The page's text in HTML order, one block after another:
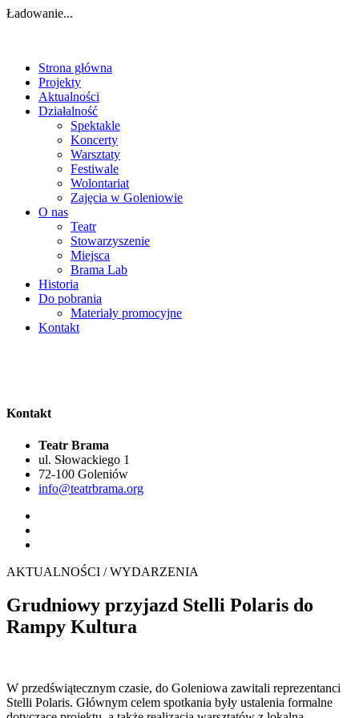
Ładowanie...
Strona główna
Projekty
Aktualności
Działalność
Spektakle
Koncerty
Warsztaty
Festiwale
Wolontariat
Zajęcia w Goleniowie
O nas
Teatr
Stowarzyszenie
Miejsca
Brama Lab
Historia
Do pobrania
Materiały promocyjne
Kontakt
Kontakt
Teatr Brama
ul. Słowackiego 1
72-100 Goleniów
info@teatrbrama.org
AKTUALNOŚCI / WYDARZENIA
Grudniowy przyjazd Stelli Polaris do
Rampy Kultura
W przedświątecznym czasie, do Goleniowa zawitali reprezentanci
Stelli Polaris. Głównym celem spotkania były ustalenia formalne